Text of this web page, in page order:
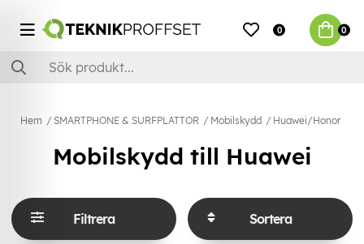
0 0
Hem SMARTPHONE & SURFPLATTOR Mobilskydd Huawei/Honor
Mobilskydd till Huawei
Filtrera Sortera